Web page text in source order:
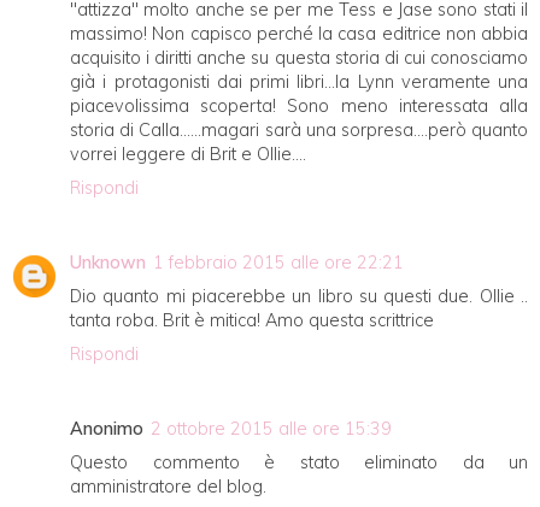
"attizza" molto anche se per me Tess e Jase sono stati il
massimo! Non capisco perché la casa editrice non abbia
acquisito i diritti anche su questa storia di cui conosciamo
già i protagonisti dai primi libri...la Lynn veramente una
piacevolissima scoperta! Sono meno interessata alla
storia di Calla......magari sarà una sorpresa....però quanto
vorrei leggere di Brit e Ollie....
Rispondi
Unknown 1 febbraio 2015 alle ore 22:21
Dio quanto mi piacerebbe un libro su questi due. Ollie ..
tanta roba. Brit è mitica! Amo questa scrittrice
Rispondi
Anonimo 2 ottobre 2015 alle ore 15:39
Questo commento è stato eliminato da un
amministratore del blog.